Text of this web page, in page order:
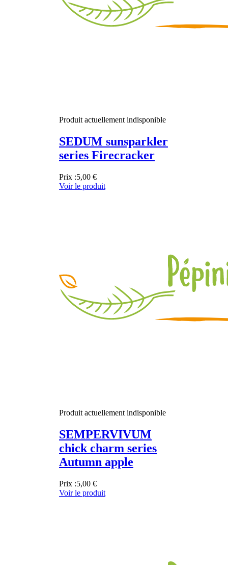
Produit actuellement indisponible
SEDUM sunsparkler
series Firecracker
Prix :5,00 €
Voir le produit
Produit actuellement indisponible
SEMPERVIVUM
chick charm series
Autumn apple
Prix :5,00 €
Voir le produit